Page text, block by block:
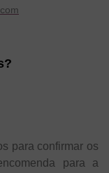
para confirmar os
para a